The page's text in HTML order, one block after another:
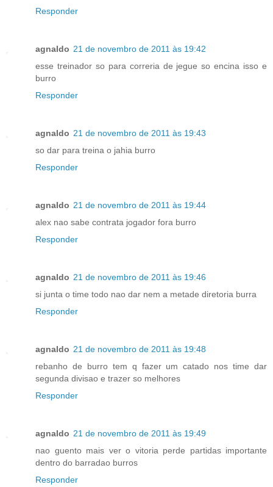
Responder
agnaldo 21 de novembro de 2011 às 19:42
esse treinador so para correria de jegue so encina isso e
burro
Responder
agnaldo 21 de novembro de 2011 às 19:43
so dar para treina o jahia burro
Responder
agnaldo 21 de novembro de 2011 às 19:44
alex nao sabe contrata jogador fora burro
Responder
agnaldo 21 de novembro de 2011 às 19:46
si junta o time todo nao dar nem a metade diretoria burra
Responder
agnaldo 21 de novembro de 2011 às 19:48
rebanho de burro tem q fazer um catado nos time dar
segunda divisao e trazer so melhores
Responder
agnaldo 21 de novembro de 2011 às 19:49
nao guento mais ver o vitoria perde partidas importante
dentro do barradao burros
Responder